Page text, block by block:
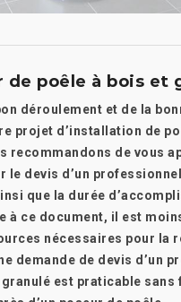
de poêle à bois et
déroulement et de la
projet d’installation de
recommandons de vous
le devis d’un
que la durée
à ce document, il est
nécessaires pour la
demande de devis d’un
est praticable sans